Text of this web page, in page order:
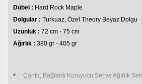
Dübel : Hard Rock Maple
Dolgular : Turkuaz, Özel Theory Beyaz Dolgu
Uzunluk : 72 cm - 75 cm
Ağırlık : 380 gr - 405 gr
Çanta, Bağlantı Koruyucu Set ve Ağırlık